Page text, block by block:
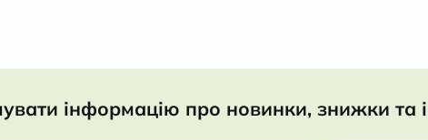
інформацію про новинки, знижки та